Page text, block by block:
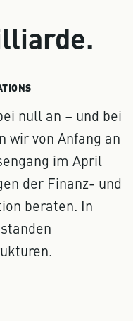
null an – und bei
wir von Anfang an
im April
der Finanz- und
beraten. In